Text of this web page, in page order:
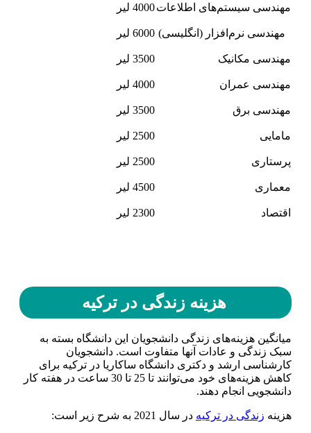
مهندسی سیستم‌های اطلاعات4000 لیر
مهندسی نرم‌افزار (انگلیسی) 6000 لیر
مهندسی مکانیک 3500 لیر
مهندسی عمران 4000 لیر
مهندسی برق 3500 لیر
مامایی 2500 لیر
پرستاری 2500 لیر
معماری 4500 لیر
اقتصاد 2300 لیر
هزینه زندگی در ترکیه
میانگین هزینه‌های زندگی دانشجویان این دانشگاه بسته به
سبک زندگی و عادات آنها متفاوت است. دانشجویان
کارشناسی ارشد و دکتری دانشگاه ساکاریا در ترکیه برای
کاهش هزینه‌های خود می‌توانند تا 25 تا 30 ساعت در هفته کار
دانشجویی انجام دهند.
هزینه زندگی در ترکیه در سال 2021 به شرح زیر است: